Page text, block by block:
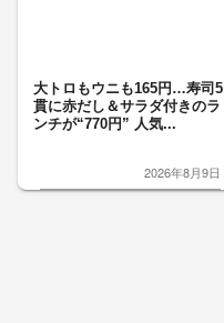
大トロもウニも165円…寿司5
貫に赤だし＆サラダ付きのラ
ンチが“770円” 人気...
2026年8月9日